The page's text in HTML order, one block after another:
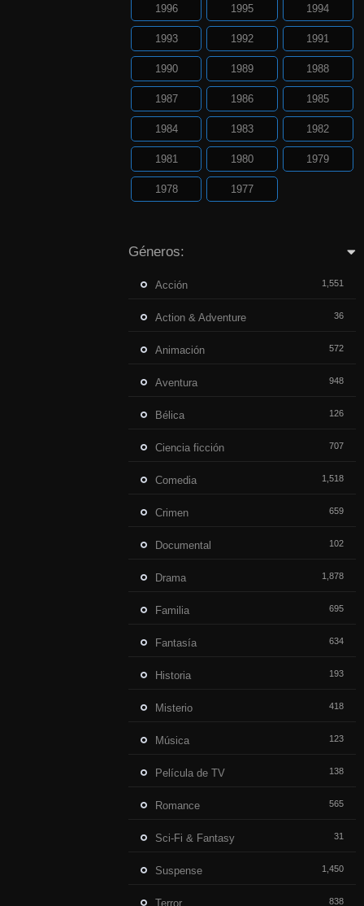
1996 1995 1994
1993 1992 1991
1990 1989 1988
1987 1986 1985
1984 1983 1982
1981 1980 1979
1978 1977
Géneros:
Acción 1,551
Action & Adventure 36
Animación 572
Aventura 948
Bélica 126
Ciencia ficción 707
Comedia 1,518
Crimen 659
Documental 102
Drama 1,878
Familia 695
Fantasía 634
Historia 193
Misterio 418
Música 123
Película de TV 138
Romance 565
Sci-Fi & Fantasy 31
Suspense 1,450
Terror 838